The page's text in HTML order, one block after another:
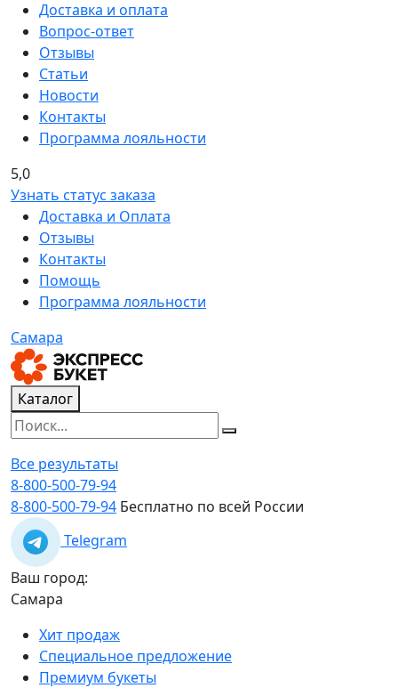
Доставка и оплата
Вопрос-ответ
Отзывы
Статьи
Новости
Контакты
Программа лояльности
5,0
Узнать статус заказа
Доставка и Оплата
Отзывы
Контакты
Помощь
Программа лояльности
Самара
Каталог
Все результаты
8-800-500-79-94
8-800-500-79-94 Бесплатно по всей России
Telegram
Ваш город:
Самара
Хит продаж
Специальное предложение
Премиум букеты